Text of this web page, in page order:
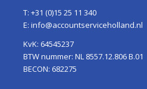
T: +31 (0)15 25 11 340
E: info@accountserviceholland.nl
KvK: 64545237
BTW nummer: NL 8557.12.806 B.01
BECON: 682275